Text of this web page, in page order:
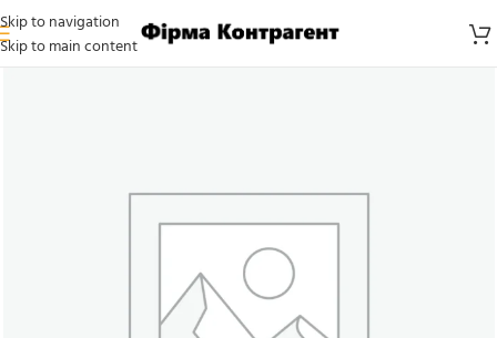
Skip to navigation
Skip to main content